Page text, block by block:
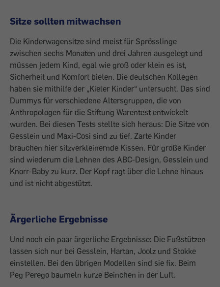
Sitze sollten mitwachsen
Die Kinderwagensitze sind meist für Sprösslinge
zwischen sechs Monaten und drei Jahren ausgelegt und
müssen jedem Kind, egal wie groß oder klein es ist,
Sicherheit und Komfort bieten. Die deutschen Kollegen
haben sie mithilfe der „Kieler Kinder“ untersucht. Das sind
Dummys für verschiedene Altersgruppen, die von
Anthropologen für die Stiftung Warentest entwickelt
wurden. Bei diesen Tests stellte sich heraus: Die Sitze von
Gesslein und Maxi-Cosi sind zu tief. Zarte Kinder
brauchen hier sitzverkleinernde Kissen. Für große Kinder
sind wiederum die Lehnen des ABC-Design, Gesslein und
Knorr-Baby zu kurz. Der Kopf ragt über die Lehne hinaus
und ist nicht abgestützt.
Ärgerliche Ergebnisse
Und noch ein paar ärgerliche Ergebnisse: Die Fußstützen
lassen sich nur bei Gesslein, Hartan, Joolz und Stokke
einstellen. Bei den übrigen Modellen sind sie fix. Beim
Peg Perego baumeln kurze Beinchen in der Luft.